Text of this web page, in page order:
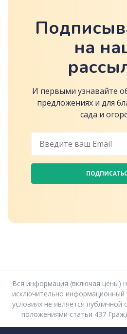
на
И первыми узнавайте
предложениях и для
сада и
Вся информация (включая цены)
исключительно информационный
условиях не является
положениями статьи 437